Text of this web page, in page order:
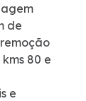
de
80 e
e